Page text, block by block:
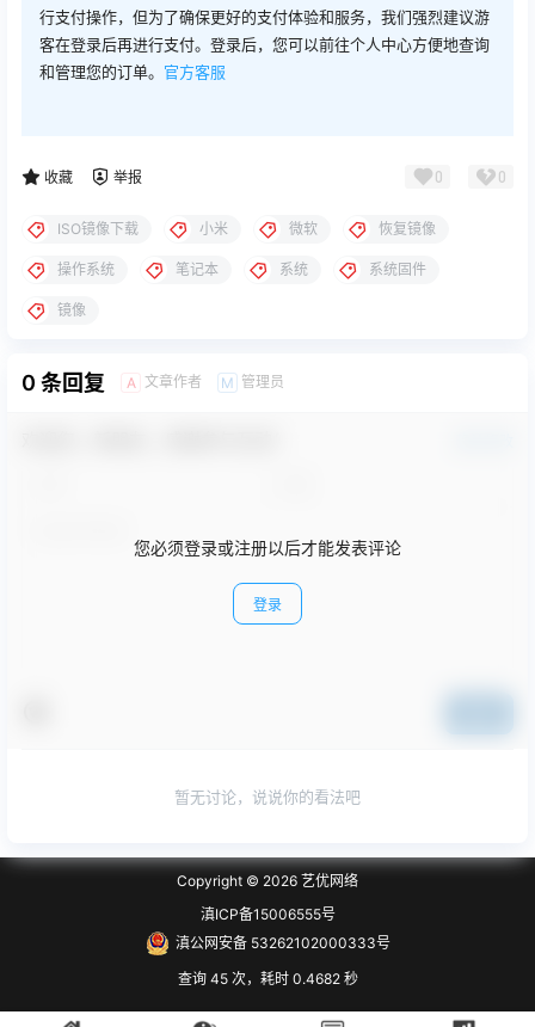
行支付操作，但为了确保更好的支付体验和服务，我们强烈建议游
客在登录后再进行支付。登录后，您可以前往个人中心方便地查询
和管理您的订单。 官方客服
收藏 举报 0 0
ISO镜像下载 小米 微软 恢复镜像
操作系统 笔记本 系统 系统固件
镜像
0 条回复 A 文章作者 M 管理员
您必须登录或注册以后才能发表评论
登录
暂无讨论，说说你的看法吧
Copyright © 2026 艺优网络
滇ICP备15006555号
滇公网安备 53262102000333号
查询 45 次，耗时 0.4682 秒